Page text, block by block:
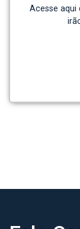
Acesse aqui